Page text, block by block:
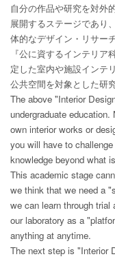
自分の作品や研究を対外
展開するステージであり
体的なデザイン・リサー
『公に資するインテリ
定した室内や施設インテ
公共空間を対象とした研
The above "Interior
undergraduate
own interior works or
you will have to
knowledge beyond what
This academic stage
we think that we need a
we can learn through trial
our laboratory as a
anything at anytime.
The next step is "Interior